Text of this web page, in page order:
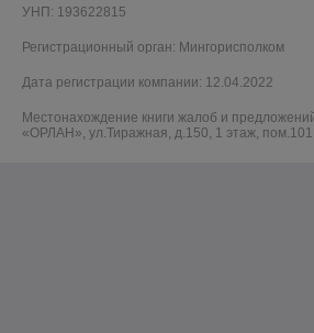
УНП: 193622815
Регистрационный орган: Мингорисполком
Дата регистрации компании: 12.04.2022
Местонахождение книги жалоб и
«ОРЛАН», ул.Тиражная, д.150, 1 этаж,